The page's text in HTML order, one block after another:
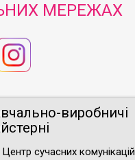
МЕРЕЖАХ
виробничі
Центр сучасних комунікацій